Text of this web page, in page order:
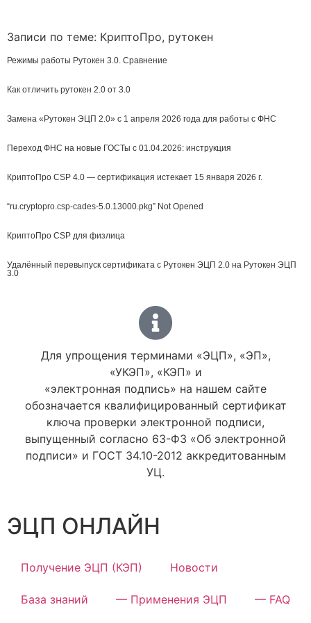
Записи по теме: КриптоПро, рутокен
Режимы работы Рутокен 3.0. Сравнение
Как отличить рутокен 2.0 от 3.0
Замена «Рутокен ЭЦП 2.0» с 1 апреля 2026 года для работы с ФНС
Переход ФНС на новые ГОСТы с 01.04.2026: инструкция
КриптоПро CSP 4.0 — сертификация истекает 15 января 2026 г.
“ru.cryptopro.csp-cades-5.0.13000.pkg” Not Opened
КриптоПро CSP для физлица
Удалённый перевыпуск сертификата с Рутокен ЭЦП 2.0 на Рутокен ЭЦП
3.0
Для упрощения терминами «ЭЦП», «ЭП»,
«УКЭП», «КЭП» и
«электронная подпись» на нашем сайте
обозначается квалифицированный сертификат
ключа проверки электронной подписи,
выпущенный согласно 63-ФЗ «Об электронной
подписи» и ГОСТ 34.10-2012 аккредитованным
УЦ.
ЭЦП ОНЛАЙН
Получение ЭЦП (КЭП) Новости
База знаний — Применения ЭЦП — FAQ